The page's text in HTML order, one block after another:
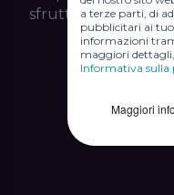
a terze parti, di
pubblicitari ai
informazioni
maggiori
Informativa sulla
Maggiori
sfruttiamo nuove